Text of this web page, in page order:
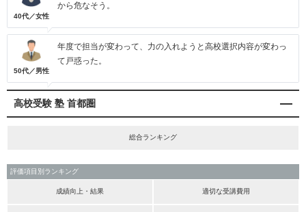
40代／女性
から危なそう。
50代／男性
年度で担当が変わって、力の入れようと高校選択内容が変わっ
て戸惑った。
高校受験 塾 首都圏
総合ランキング
評価項目別ランキング
成績向上・結果 適切な受講費用